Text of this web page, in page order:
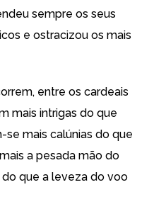
sempre os seus
e ostracizou os mais
entre os cardeais
mais intrigas do que
se mais calúnias do que
a pesada mão do
que a leveza do voo